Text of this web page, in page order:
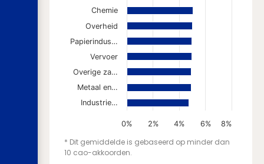
0% 2% 4% 6% 8%
Chemie
Overheid
Papierindus…
Vervoer
Overige za…
Metaal en…
Industrie…
* Dit gemiddelde is gebaseerd op minder dan
10 cao-akkoorden.